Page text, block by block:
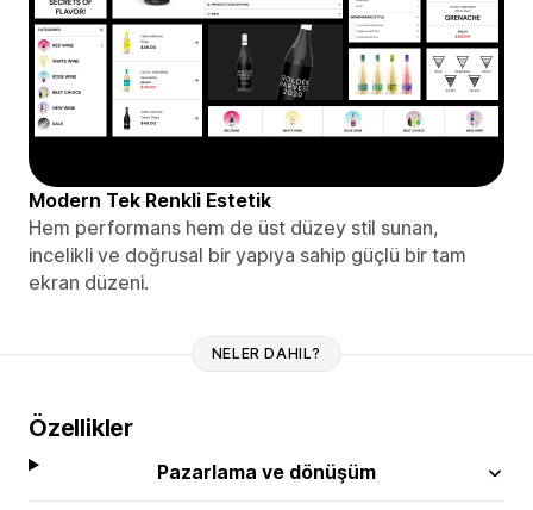
Modern Tek Renkli Estetik
Hem performans hem de üst düzey stil sunan,
incelikli ve doğrusal bir yapıya sahip güçlü bir tam
ekran düzeni.
NELER DAHIL?
Özellikler
Pazarlama ve dönüşüm